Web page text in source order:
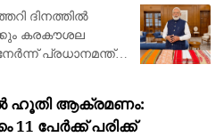
ദിനത്തിൽ
കരകൗശല
പ്രധാനമന്ത്രി
ഹൂതി ആക്രമണം:
പേർക്ക് പരിക്ക്